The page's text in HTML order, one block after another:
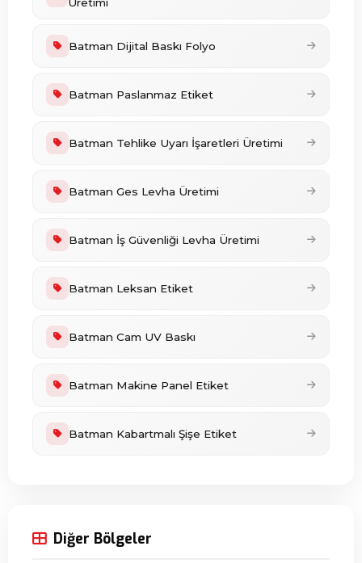
Batman Dijital Baskı Folyo
Batman Paslanmaz Etiket
Batman Tehlike Uyarı İşaretleri Üretimi
Batman Ges Levha Üretimi
Batman İş Güvenliği Levha Üretimi
Batman Leksan Etiket
Batman Cam UV Baskı
Batman Makine Panel Etiket
Batman Kabartmalı Şişe Etiket
Diğer Bölgeler